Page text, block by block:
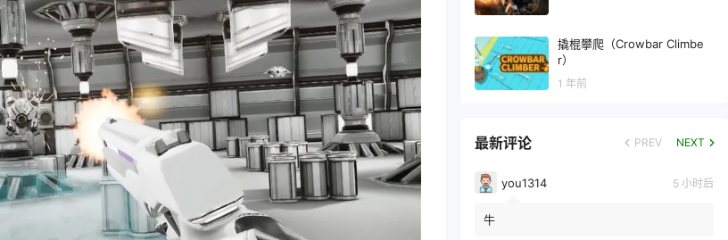
撬棍攀爬（Crowbar Climbe
r）
1 年前
最新评论 PREV NEXT
you1314 5 小时后
牛